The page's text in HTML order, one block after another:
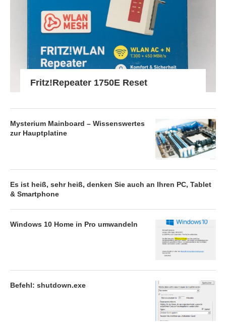
Fritz!Repeater 1750E Reset
Mysterium Mainboard – Wissenswertes
zur Hauptplatine
Es ist heiß, sehr heiß, denken Sie auch an Ihren PC, Tablet
& Smartphone
Windows 10 Home in Pro umwandeln
Befehl: shutdown.exe